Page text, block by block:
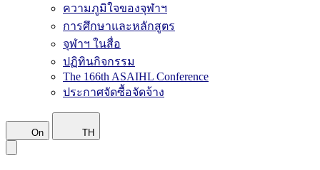
ความภูมิใจของจุฬาฯ
การศึกษาและหลักสูตร
จุฬาฯ ในสื่อ
ปฏิทินกิจกรรม
The 166th ASAIHL Conference
ประกาศจัดซื้อจัดจ้าง
On TH